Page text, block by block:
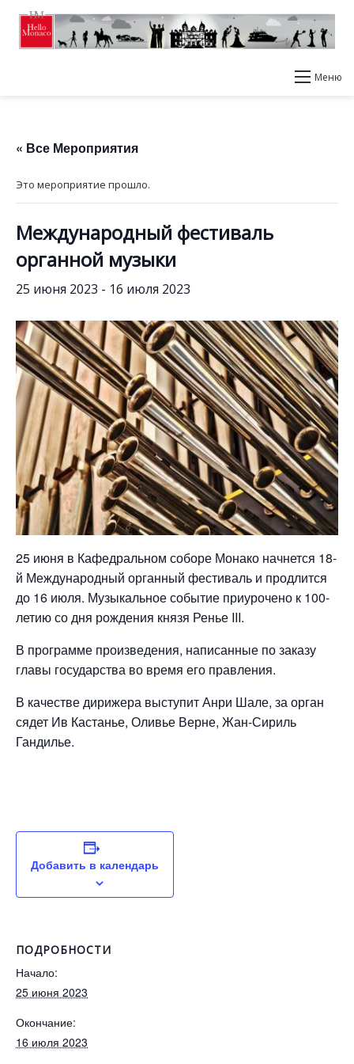
Меню
« Все Мероприятия
Это мероприятие прошло.
Международный фестиваль
органной музыки
25 июня 2023 - 16 июля 2023
25 июня в Кафедральном соборе Монако начнется 18-
й Международный органный фестиваль и продлится
до 16 июля. Музыкальное событие приурочено к 100-
летию со дня рождения князя Ренье III.
В программе произведения, написанные по заказу
главы государства во время его правления.
В качестве дирижера выступит Анри Шале, за орган
сядет Ив Кастанье, Оливье Верне, Жан-Сириль
Гандилье.
Добавить в календарь
ПОДРОБНОСТИ
Начало:
25 июня 2023
Окончание:
16 июля 2023